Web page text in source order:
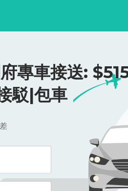
專車接送:
駁|包車